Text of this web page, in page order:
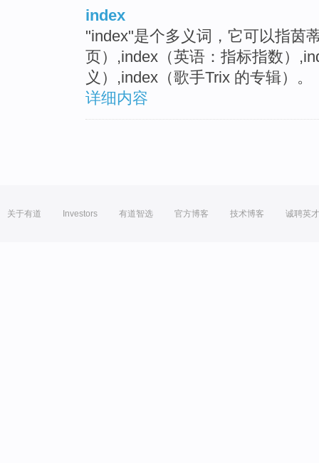
index
"index"是个多义词，它可以指茵
页）,index（英语：指标指数）
义）,index（歌手Trix 的专辑）。
详细内容
关于有道 Investors 有道智选 官方博客 技术博客 诚聘英才